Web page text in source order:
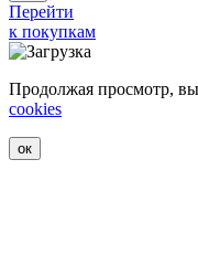
Перейти
к покупкам
Продолжая просмотр, вы
cookies
ок